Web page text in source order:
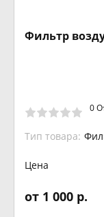
Фильтр
0
Тип товара:
Цена
от 1 000 р.